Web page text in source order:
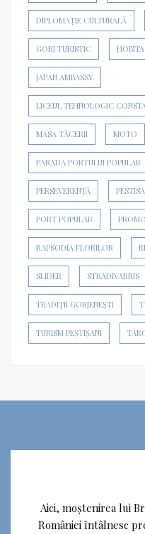
DIPLOMAȚIE CULTURALĂ
GORJ TURISTIC HOBITA
JAPAN AMBASSY
LICEUL TEHNOLOGIC
MASA TĂCERII MOTO
PARADA PORTULUI POPULAR
PERSEVERENȚĂ
PORT POPULAR
RAPSODIA FLORILOR
SLIDER STRADIVARIUS
TRADIȚII GORJENEȘTI
TURISM PEȘTIȘANI
Aici, moștenirea lui
României întâlnesc